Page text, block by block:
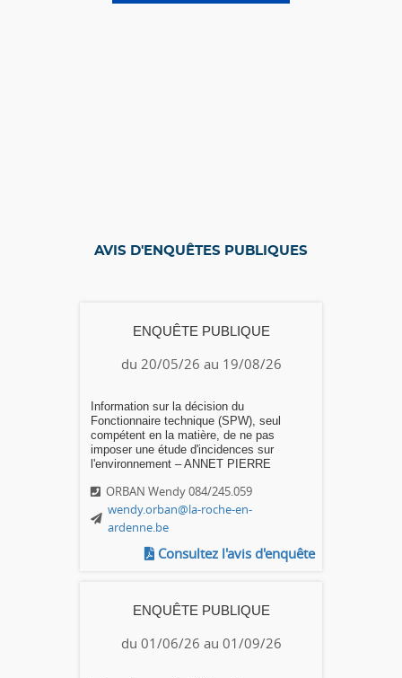
AVIS D'ENQUÊTES PUBLIQUES
ENQUÊTE PUBLIQUE
du 20/05/26 au 19/08/26
Information sur la décision du
Fonctionnaire technique (SPW), seul
compétent en la matière, de ne pas
imposer une étude d'incidences sur
l'environnement – ANNET PIERRE
ORBAN Wendy 084/245.059
wendy.orban@la-roche-en-
ardenne.be
Consultez l'avis d'enquête
ENQUÊTE PUBLIQUE
du 01/06/26 au 01/09/26